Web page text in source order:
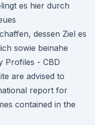
es hier durch
dessen Ziel es
sowie beinahe
Profiles - CBD
are advised to
report for
contained in the